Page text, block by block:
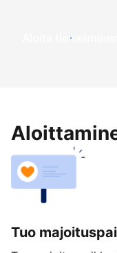
Aloita tienaaminen
Tuo